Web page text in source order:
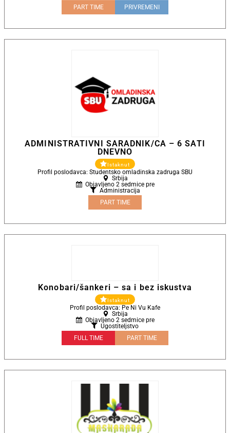
PART TIME
PRIVREMENI
ADMINISTRATIVNI SARADNIK/CA – 6 SATI
DNEVNO
Istaknut
Profil poslodavca: Studentsko omladinska zadruga SBU
Srbija
Objavljeno 2 sedmice pre
Administracija
PART TIME
Konobari/šankeri – sa i bez iskustva
Istaknut
Profil poslodavca: Pe Ni Vu Kafe
Srbija
Objavljeno 2 sedmice pre
Ugostiteljstvo
FULL TIME
PART TIME